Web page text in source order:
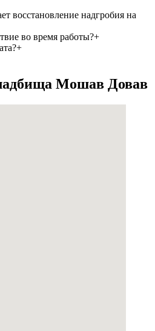
восстановление надгробия на
во время работы?+
+
Мошав Довав